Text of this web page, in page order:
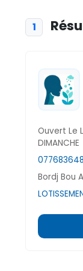
1
Ouvert Le
DIMANCHE
Bordj Bou